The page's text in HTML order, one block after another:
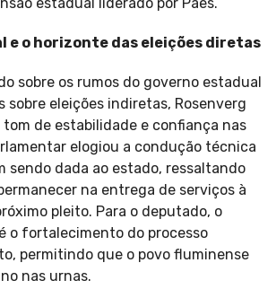
estadual liderado por Paes.
e o horizonte das eleições diretas
sobre os rumos do governo estadual
sobre eleições indiretas, Rosenverg
tom de estabilidade e confiança nas
elogiou a condução técnica
sendo dada ao estado, ressaltando
na entrega de serviços à
pleito. Para o deputado, o
o fortalecimento do processo
permitindo que o povo fluminense
nas urnas.